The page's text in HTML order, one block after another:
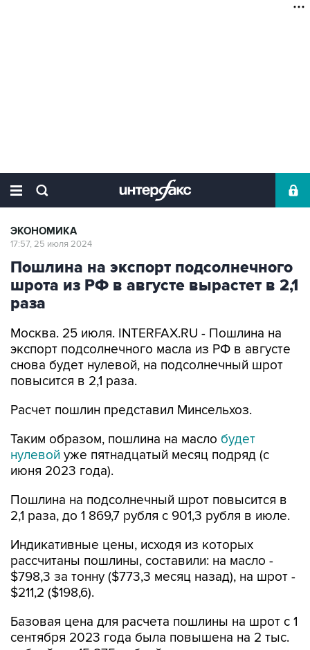
ЭКОНОМИКА
17:57, 25 июля 2024
Пошлина на экспорт подсолнечного
шрота из РФ в августе вырастет в 2,1
раза
Москва. 25 июля. INTERFAX.RU - Пошлина на
экспорт подсолнечного масла из РФ в августе
снова будет нулевой, на подсолнечный шрот
повысится в 2,1 раза.
Расчет пошлин представил Минсельхоз.
Таким образом, пошлина на масло будет
нулевой уже пятнадцатый месяц подряд (с
июня 2023 года).
Пошлина на подсолнечный шрот повысится в
2,1 раза, до 1 869,7 рубля с 901,3 рубля в июле.
Индикативные цены, исходя из которых
рассчитаны пошлины, составили: на масло -
$798,3 за тонну ($773,3 месяц назад), на шрот -
$211,2 ($198,6).
Базовая цена для расчета пошлины на шрот с 1
сентября 2023 года была повышена на 2 тыс.